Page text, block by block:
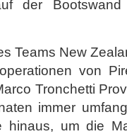
der
Teams New
von
Tronchetti
immer
hinaus, um die